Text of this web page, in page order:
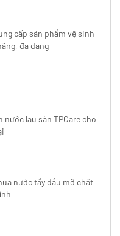
cấp sản phẩm vệ sinh
đa dạng
nước lau sàn TPCare cho
nước tẩy dầu mỡ chất